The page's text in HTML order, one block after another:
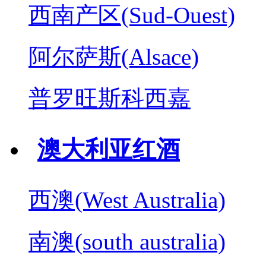
西南产区(Sud-Ouest)
阿尔萨斯(Alsace)
普罗旺斯科西嘉
澳大利亚红酒
西澳(West Australia)
南澳(south australia)